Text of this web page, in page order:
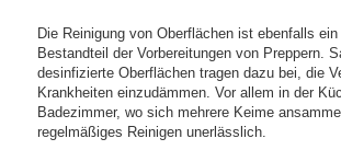
Die Reinigung von Oberflächen ist ebenfalls
Bestandteil der Vorbereitungen von Preppern.
desinfizierte Oberflächen tragen dazu bei, die
Krankheiten einzudämmen. Vor allem in der
Badezimmer, wo sich mehrere Keime
regelmäßiges Reinigen unerlässlich.